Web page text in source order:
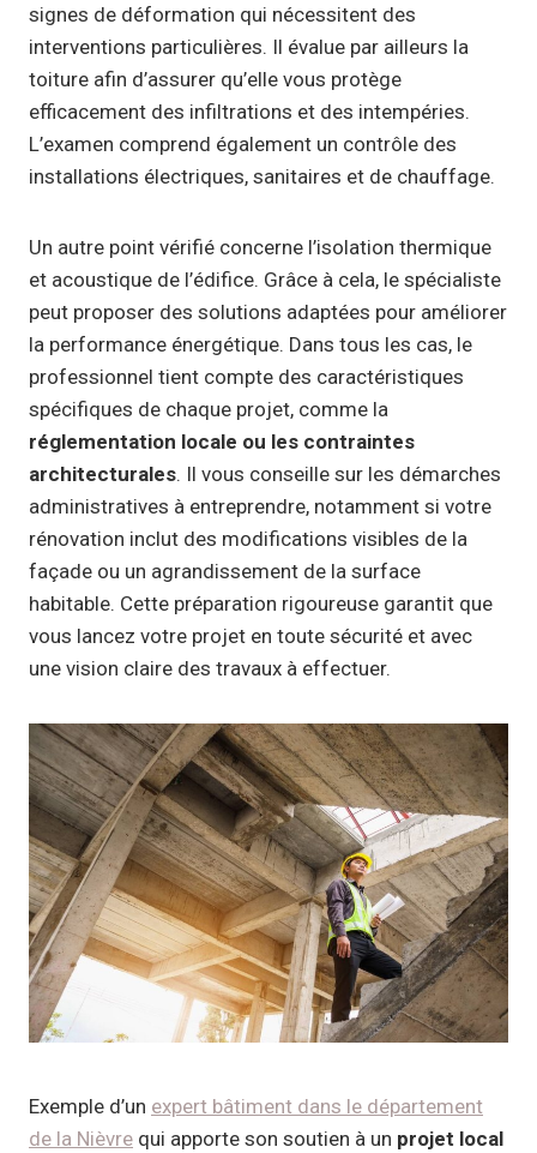
signes de déformation qui nécessitent des
interventions particulières. Il évalue par ailleurs la
toiture afin d’assurer qu’elle vous protège
efficacement des infiltrations et des intempéries.
L’examen comprend également un contrôle des
installations électriques, sanitaires et de chauffage.
Un autre point vérifié concerne l’isolation thermique
et acoustique de l’édifice. Grâce à cela, le spécialiste
peut proposer des solutions adaptées pour améliorer
la performance énergétique. Dans tous les cas, le
professionnel tient compte des caractéristiques
spécifiques de chaque projet, comme la
réglementation locale ou les contraintes
architecturales. Il vous conseille sur les démarches
administratives à entreprendre, notamment si votre
rénovation inclut des modifications visibles de la
façade ou un agrandissement de la surface
habitable. Cette préparation rigoureuse garantit que
vous lancez votre projet en toute sécurité et avec
une vision claire des travaux à effectuer.
Exemple d’un expert bâtiment dans le département
de la Nièvre qui apporte son soutien à un projet local